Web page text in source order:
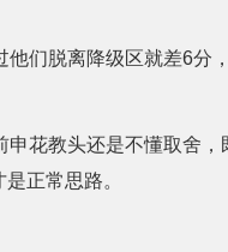
脱离降级区就差6分，
教头还是不懂取舍，
正常思路。